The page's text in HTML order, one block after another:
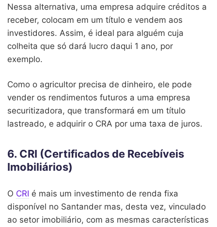
Nessa alternativa, uma empresa adquire créditos a
receber, colocam em um título e vendem aos
investidores. Assim, é ideal para alguém cuja
colheita que só dará lucro daqui 1 ano, por
exemplo.
Como o agricultor precisa de dinheiro, ele pode
vender os rendimentos futuros a uma empresa
securitizadora, que transformará em um título
lastreado, e adquirir o CRA por uma taxa de juros.
6. CRI (Certificados de Recebíveis
Imobiliários)
O CRI é mais um investimento de renda fixa
disponível no Santander mas, desta vez, vinculado
ao setor imobiliário, com as mesmas características